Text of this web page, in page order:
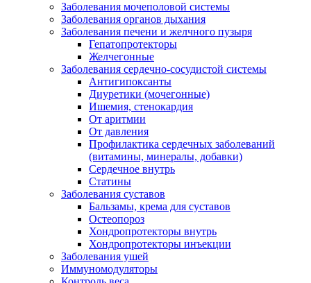
Заболевания мочеполовой системы
Заболевания органов дыхания
Заболевания печени и желчного пузыря
Гепатопротекторы
Желчегонные
Заболевания сердечно-сосудистой системы
Антигипоксанты
Диуретики (мочегонные)
Ишемия, стенокардия
От аритмии
От давления
Профилактика сердечных заболеваний
(витамины, минералы, добавки)
Сердечное внутрь
Статины
Заболевания суставов
Бальзамы, крема для суставов
Остеопороз
Хондропротекторы внутрь
Хондропротекторы инъекции
Заболевания ушей
Иммуномодуляторы